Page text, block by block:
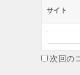
サイト
次回の